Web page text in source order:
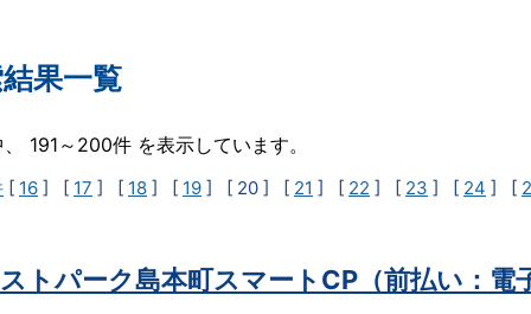
果一覧
191～200件 を表示しています。
[ 16 ] [ 17 ] [ 18 ] [ 19 ] [ 20 ] [ 21 ] [ 22 ] [ 23 ] [ 24 ] [
ストパーク島本町スマートCP（前払い：電